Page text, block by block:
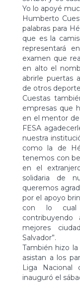
Yo lo apoyé
Humberto
palabras para
que es la
representará
examen que
en alto el
abrirle puertas
de otros
Cuestas
empresas que
en el mentor de
FESA
nuestra
como la de
tenemos con
en el
solidaria de
queremos
por el apoyo
con lo cual
mejores
Salvador”.
También hizo
asistan a los
Liga Nacional
inauguró el